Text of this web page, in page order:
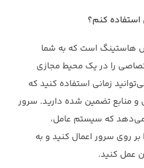
استفاده کنم؟
هاستینگ است که به شما
را در یک محیط مجازی
زمانی استفاده کنید که
و منابع تضمین شده دارید. سرور
می‌دهد که سیستم عامل،
بر روی سرور اعمال کنید و به
عمل کنید.